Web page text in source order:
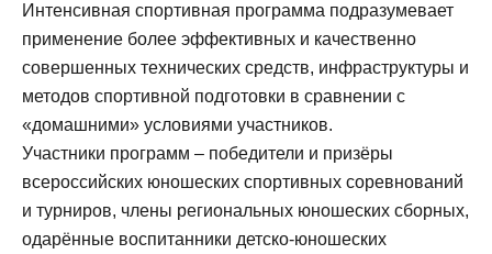
Интенсивная спортивная программа подразумевает
применение более эффективных и качественно
совершенных технических средств, инфраструктуры и
методов спортивной подготовки в сравнении с
«домашними» условиями участников.
Участники программ – победители и призёры
всероссийских юношеских спортивных соревнований
и турниров, члены региональных юношеских сборных,
одарённые воспитанники детско-юношеских